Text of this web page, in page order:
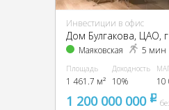
Инвестиции в офис
Маяковская 5 мин
Площадь
1 461.7 м²
Доходность
10% 10
1 200 000 000